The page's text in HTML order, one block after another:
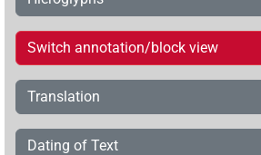
Switch annotation/block view
Translation
Dating of Text